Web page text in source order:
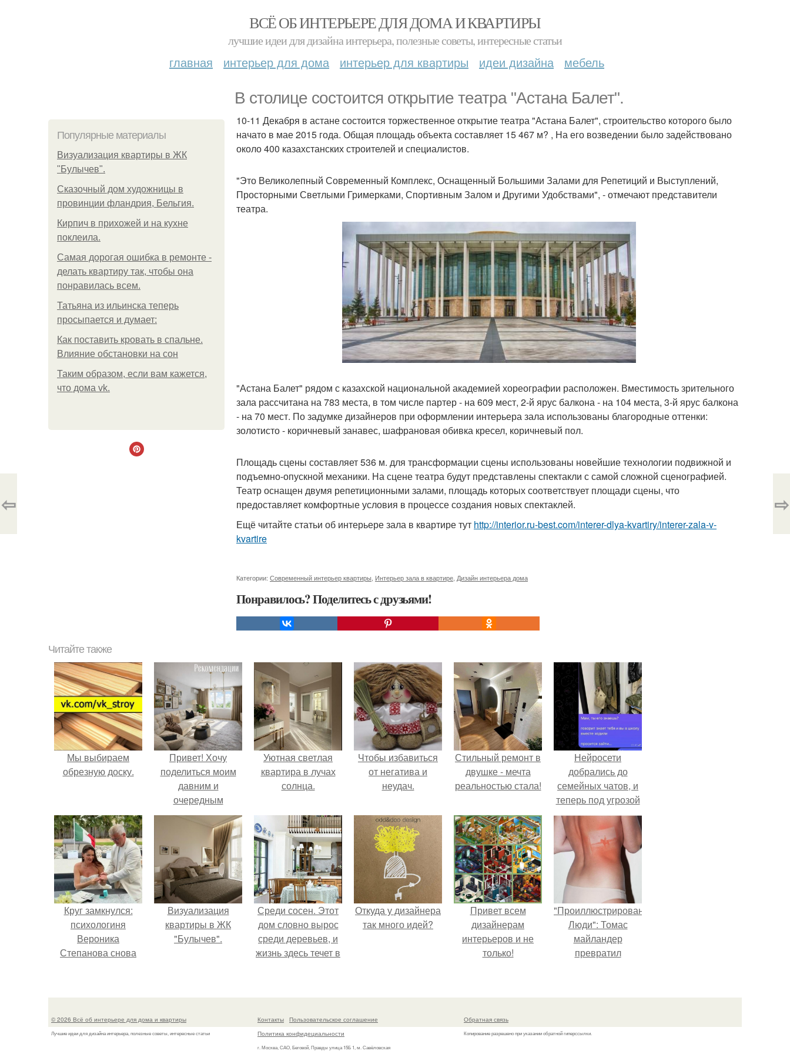
ВСЁ ОБ ИНТЕРЬЕРЕ ДЛЯ ДОМА И КВАРТИРЫ
лучшие идеи для дизайна интерьера, полезные советы, интересные статьи
главная интерьер для дома интерьер для квартиры идеи дизайна мебель
В столице состоится открытие театра "Астана Балет".
Популярные материалы
Визуализация квартиры в ЖК
"Булычев".
Сказочный дом художницы в
провинции фландрия, Бельгия.
Кирпич в прихожей и на кухне
поклеила.
Самая дорогая ошибка в ремонте -
делать квартиру так, чтобы она
понравилась всем.
Татьяна из ильинска теперь
просыпается и думает:
Как поставить кровать в спальне.
Влияние обстановки на сон
Таким образом, если вам кажется,
что дома vk.
10-11 Декабря в астане состоится торжественное открытие театра "Астана Балет", строительство которого было
начато в мае 2015 года. Общая площадь объекта составляет 15 467 м? , На его возведении было задействовано
около 400 казахстанских строителей и специалистов.
"Это Великолепный Современный Комплекс, Оснащенный Большими Залами для Репетиций и Выступлений,
Просторными Светлыми Гримерками, Спортивным Залом и Другими Удобствами", - отмечают представители
театра.
"Астана Балет" рядом с казахской национальной академией хореографии расположен. Вместимость зрительного
зала рассчитана на 783 места, в том числе партер - на 609 мест, 2-й ярус балкона - на 104 места, 3-й ярус балкона
- на 70 мест. По задумке дизайнеров при оформлении интерьера зала использованы благородные оттенки:
золотисто - коричневый занавес, шафрановая обивка кресел, коричневый пол.
Площадь сцены составляет 536 м. для трансформации сцены использованы новейшие технологии подвижной и
подъемно-опускной механики. На сцене театра будут представлены спектакли с самой сложной сценографией.
Театр оснащен двумя репетиционными залами, площадь которых соответствует площади сцены, что
предоставляет комфортные условия в процессе создания новых спектаклей.
Ещё читайте статьи об интерьере зала в квартире тут http://interior.ru-best.com/interer-dlya-kvartiry/interer-zala-v-
kvartire
Категории: Современный интерьер квартиры Интерьер зала в квартире Дизайн интерьера дома
Понравилось? Поделитесь с друзьями!
⇦ ⇨
Читайте также
Мы выбираем
обрезную доску.
Привет! Хочу
поделиться моим
давним и
очередным
неопубликованным
проектом.
Уютная светлая
квартира в лучах
солнца.
Чтобы избавиться
от негатива и
неудач.
Стильный ремонт в
двушке - мечта
реальностью стала!
Нейросети
добрались до
семейных чатов, и
теперь под угрозой
мамины нервы.
Круг замкнулся:
психологиня
Вероника
Степанова снова
бывшего мужа.
Визуализация
квартиры в ЖК
"Булычев".
Среди сосен. Этот
дом словно вырос
среди деревьев, и
жизнь здесь течет в
спешки и лишнего
Откуда у дизайнера
так много идей?
Привет всем
дизайнерам
интерьеров и не
только!
"Проиллюстрированные
Люди": Томас
майландер
превратил
© 2026 Всё об интерьере для дома и квартиры
Лучшие идеи для дизайна интерьера, полезные советы, интересные статьи
Контакты
Пользовательское соглашение
Политика конфидециальности
г. Москва, САО, Беговой, Правды улица 15Б 1, м. Савёловская
Обратная связь
Копирование разрешено при указании обратной гиперссылки.